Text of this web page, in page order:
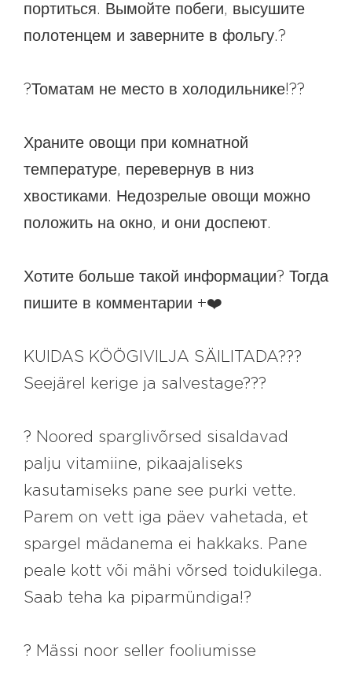
портиться. Вымойте побеги, высушите
полотенцем и заверните в фольгу.?
?Томатам не место в холодильнике!??
Храните овощи при комнатной
температуре, перевернув в низ
хвостиками. Недозрелые овощи можно
положить на окно, и они доспеют.
Хотите больше такой информации? Тогда
пишите в комментарии +❤️
KUIDAS KÖÖGIVILJA SÄILITADA???
Seejärel kerige ja salvestage???
? Noored sparglivõrsed sisaldavad
palju vitamiine, pikaajaliseks
kasutamiseks pane see purki vette.
Parem on vett iga päev vahetada, et
spargel mädanema ei hakkaks. Pane
peale kott või mähi võrsed toidukilega.
Saab teha ka piparmündiga!?
? Mässi noor seller fooliumisse
#bbkolpariver
#bbdestinations
#bbhouses
#bbdesign
#bbchef